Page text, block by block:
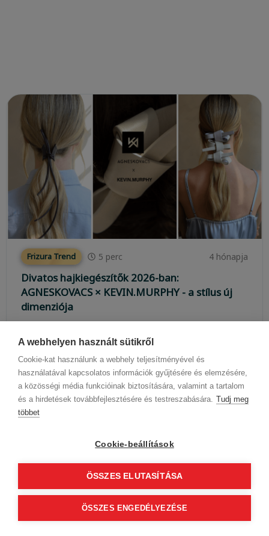
A webhelyen használt sütikről
Cookie-kat használunk a webhely teljesítményével és
használatával kapcsolatos információk gyűjtésére és elemzésére,
a közösségi média funkcióinak biztosítására, valamint a tartalom
és a hirdetések továbbfejlesztésére és testreszabására. Tudj meg
többet
Cookie-beállítások
ÖSSZES ELUTASÍTÁSA
ÖSSZES ENGEDÉLYEZÉSE
Frizura Trend 5 perc 4 hónapja
Divatos hajkiegészítők 2026-ban:
AGNESKOVACS × KEVIN.MURPHY - a stílus új
dimenziója
együttműködésében megszületett NODUS
kapszulakollekció új korszakot nyit a hajkiegészítők
világában. A prémium bőr hajpántok és copf-fogók a
m...